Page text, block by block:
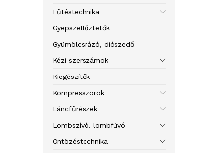
Fűtéstechnika
Gyepszellőztetők
Gyümölcsrázó, diószedő
Kézi szerszámok
Kiegészítők
Kompresszorok
Láncfűrészek
Lombszívó, lombfúvó
Öntözéstechnika